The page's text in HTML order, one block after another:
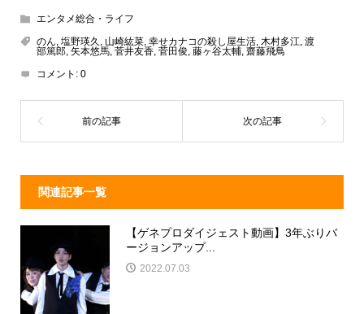
e
a
d
s
e
n
e
o
k
エンタメ総合・ライフ
のん 塩野瑛久 山崎紘菜, 幸せカナコの殺し屋生活, 木村多江 渡
部篤郎, 矢本悠馬, 菅井友香, 菅田俊 藤ヶ谷太輔, 齋藤飛鳥
コメント: 0
関連記事一覧
【ゲネプロダイジェスト動画】3年ぶりバ
ージョンアップ...
2022.07.03